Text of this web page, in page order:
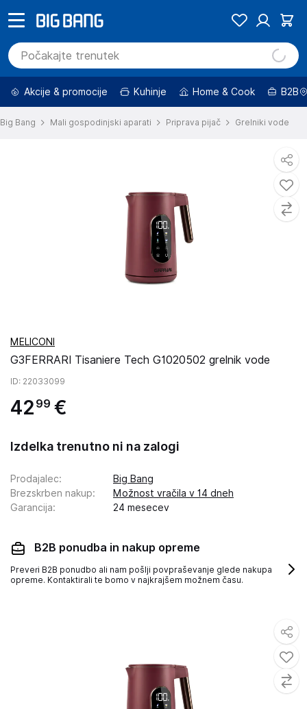
Akcije & promocije Kuhinje Home & Cook B2B
Big Bang Mali gospodinjski aparati Priprava pijač Grelniki vode
MELICONI
G3FERRARI Tisaniere Tech G1020502 grelnik vode
ID: 22033099
42 99 €
Izdelka trenutno ni na zalogi
Prodajalec:
Big Bang
Brezskrben nakup:
Možnost vračila v 14 dneh
Garancija: 24 mesecev
B2B ponudba in nakup opreme
Preveri B2B ponudbo ali nam pošlji povpraševanje glede nakupa
opreme. Kontaktirali te bomo v najkrajšem možnem času.